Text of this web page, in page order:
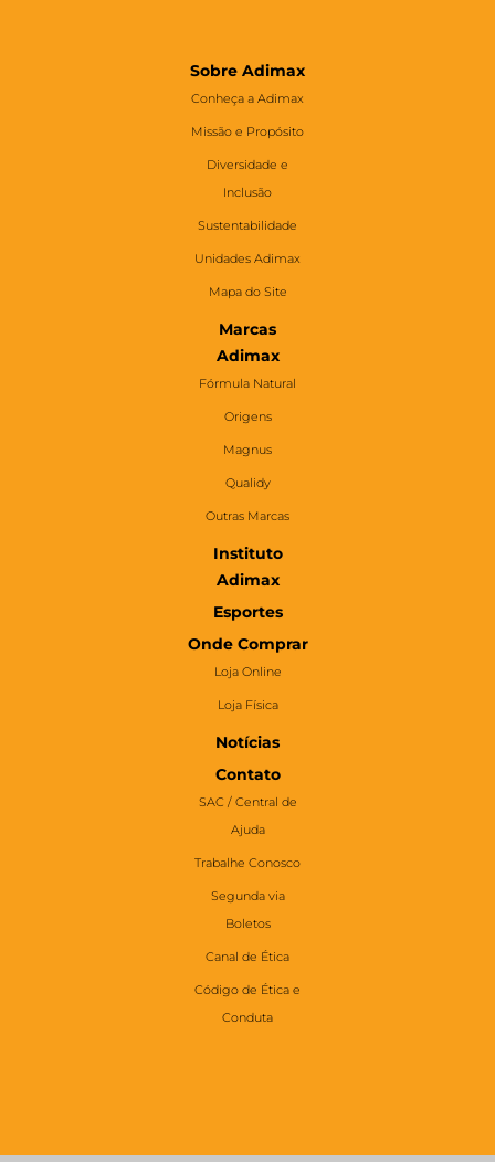
Sobre Adimax
Conheça a Adimax
Missão e Propósito
Diversidade e
Inclusão
Sustentabilidade
Unidades Adimax
Mapa do Site
Marcas
Adimax
Fórmula Natural
Origens
Magnus
Qualidy
Outras Marcas
Instituto
Adimax
Esportes
Onde Comprar
Loja Online
Loja Física
Notícias
Contato
SAC / Central de
Ajuda
Trabalhe Conosco
Segunda via
Boletos
Canal de Ética
Código de Ética e
Conduta